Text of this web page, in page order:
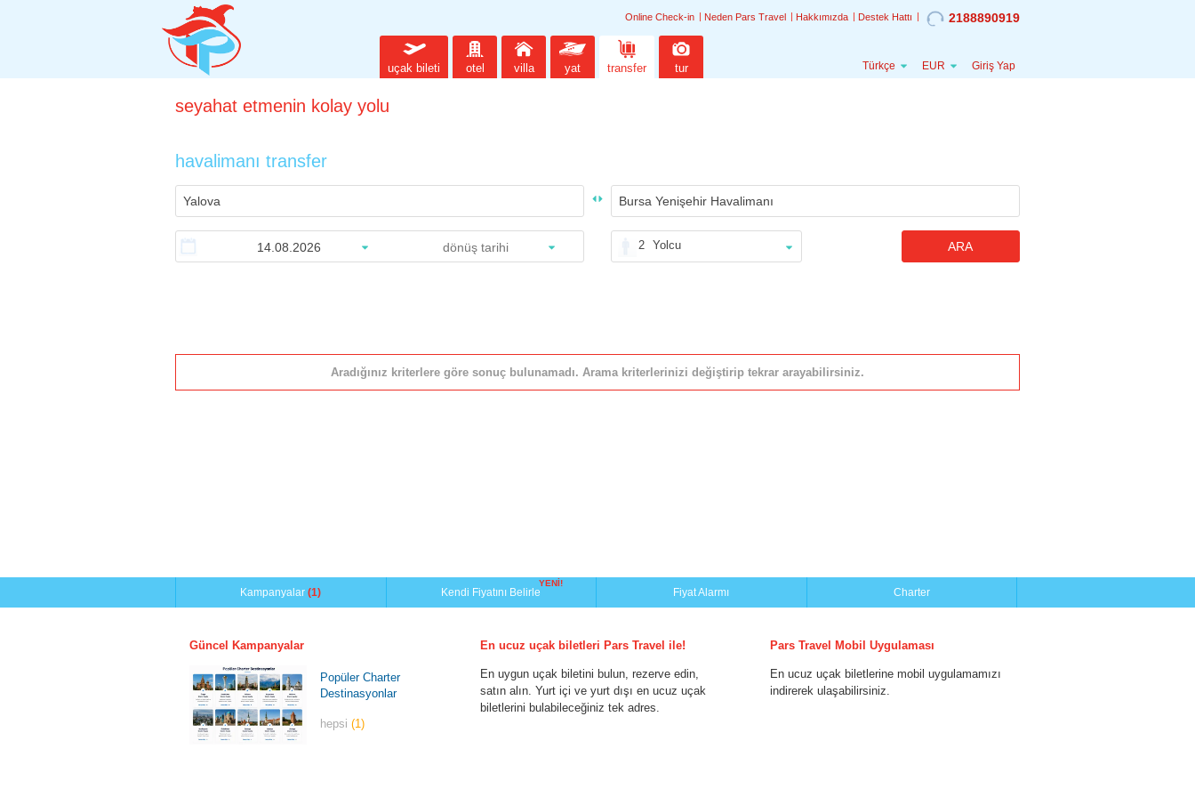
Online Check-in Neden Pars Travel Hakkımızda Destek Hattı 2188890919
uçak bileti otel villa yat transfer tur Türkçe EUR Giriş Yap
seyahat etmenin kolay yolu
havalimanı transfer
2 Yolcu ARA
Aradığınız kriterlere göre sonuç bulunamadı. Arama kriterlerinizi değiştirip tekrar arayabilirsiniz.
Kampanyalar(1) Kendi Fiyatını Belirle
YENİ!
Fiyat Alarmı Charter
Güncel Kampanyalar
Popüler Charter
Destinasyonlar
hepsi(1)
En ucuz uçak biletleri Pars Travel ile!
En uygun uçak biletini bulun, rezerve edin,
satın alın. Yurt içi ve yurt dışı en ucuz uçak
biletlerini bulabileceğiniz tek adres.
Pars Travel Mobil Uygulaması
En ucuz uçak biletlerine mobil uygulamamızı
indirerek ulaşabilirsiniz.